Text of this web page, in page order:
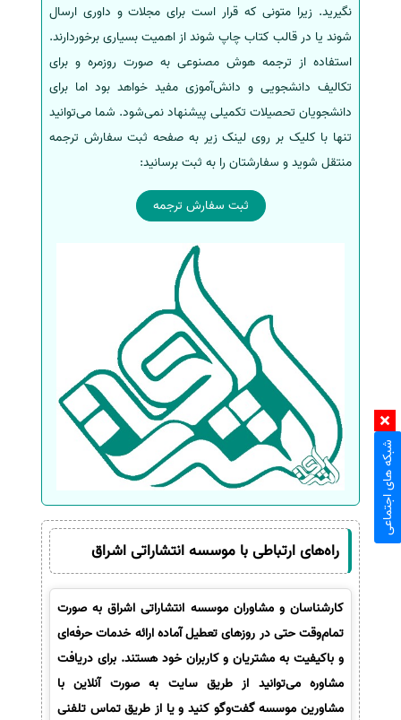
نگیرید. زیرا متونی که قرار است برای مجلات و داوری ارسال
شوند یا در قالب کتاب چاپ شوند از اهمیت بسیاری برخوردارند.
استفاده از ترجمه هوش مصنوعی به صورت روزمره و برای
تکالیف دانشجویی و دانش‌آموزی مفید خواهد بود اما برای
دانشجویان تحصیلات تکمیلی پیشنهاد نمی‌شود. شما می‌توانید
تنها با کلیک بر روی لینک زیر به صفحه ثبت سفارش ترجمه
منتقل شوید و سفارشتان را به ثبت برسانید:
ثبت سفارش ترجمه
راه‌های ارتباطی با موسسه انتشاراتی اشراق
کارشناسان و مشاوران موسسه انتشاراتی اشراق به صورت
تمام‌وقت حتی در روزهای تعطیل آماده ارائه خدمات حرفه‌ای
و باکیفیت به مشتریان و کاربران خود هستند. برای دریافت
مشاوره می‌توانید از طریق سایت به صورت آنلاین با
مشاورین موسسه گفت‌وگو کنید و یا از طریق تماس تلفنی
شبکه های اجتماعی